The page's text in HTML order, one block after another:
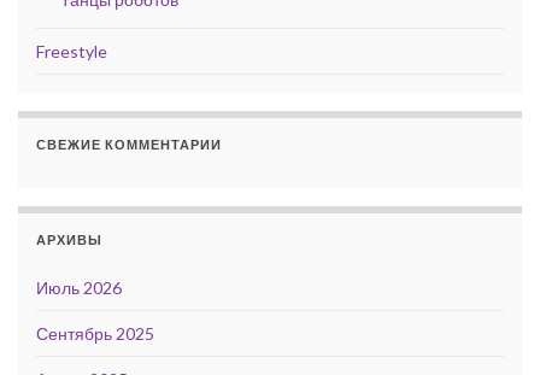
Freestyle
СВЕЖИЕ КОММЕНТАРИИ
АРХИВЫ
Июль 2026
Сентябрь 2025